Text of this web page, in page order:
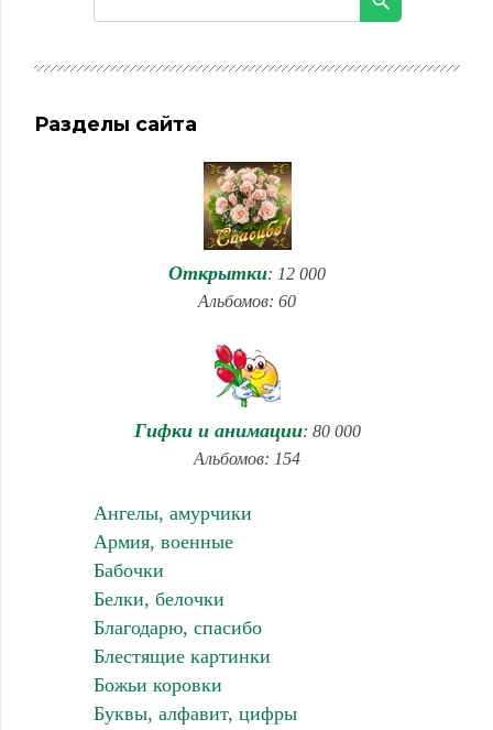
Разделы сайта
Открытки: 12 000
Альбомов: 60
Гифки и анимации: 80 000
Альбомов: 154
Ангелы, амурчики
Армия, военные
Бабочки
Белки, белочки
Благодарю, спасибо
Блестящие картинки
Божьи коровки
Буквы, алфавит, цифры